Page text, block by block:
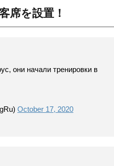
席を設置！
они начали тренировки в
October 17, 2020